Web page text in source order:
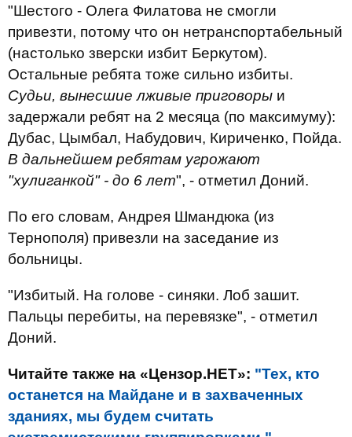
"Шестого - Олега Филатова не смогли
привезти, потому что он нетранспортабельный
(настолько зверски избит Беркутом).
Остальные ребята тоже сильно избиты.
Судьи, вынесшие лживые приговоры и
задержали ребят на 2 месяца (по максимуму):
Дубас, Цымбал, Набудович, Кириченко, Пойда.
В дальнейшем ребятам угрожают
"хулиганкой" - до 6 лет", - отметил Доний.
По его словам, Андрея Шмандюка (из
Тернополя) привезли на заседание из
больницы.
"Избитый. На голове - синяки. Лоб зашит.
Пальцы перебиты, на перевязке", - отметил
Доний.
Читайте также на «Цензор.НЕТ»: "Тех, кто
останется на Майдане и в захваченных
зданиях, мы будем считать